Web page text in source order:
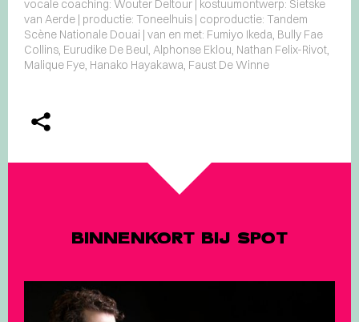
vocale coaching: Wouter Deltour | kostuumontwerp: Sietske
van Aerde | productie: Toneelhuis | coproductie: Tandem
Scène Nationale Douai | van en met: Fumiyo Ikeda, Bully Fae
Collins, Eurudike De Beul, Alphonse Eklou, Nathan Felix-Rivot,
Malique Fye, Hanako Hayakawa, Faust De Winne
BINNENKORT BIJ SPOT